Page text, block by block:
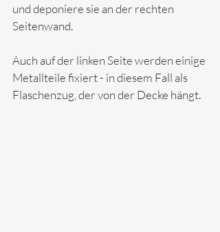
und deponiere sie an der rechten
Seitenwand.
Auch auf der linken Seite werden einige
Metallteile fixiert - in diesem Fall als
Flaschenzug, der von der Decke hängt.